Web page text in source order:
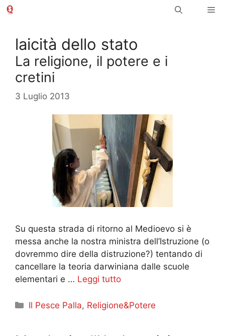
Vai
laicità dello stato
La religione, il potere e i
cretini
3 Luglio 2013
Su questa strada di ritorno al Medioevo si è
messa anche la nostra ministra dell’Istruzione (o
dovremmo dire della distruzione?) tentando di
cancellare la teoria darwiniana dalle scuole
elementari e … Leggi tutto
Categorie
Il Pesce Palla, Religione&Potere